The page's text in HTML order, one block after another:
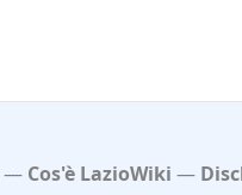
Cos'è LazioWiki